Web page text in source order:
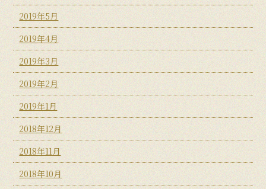
2019年5月
2019年4月
2019年3月
2019年2月
2019年1月
2018年12月
2018年11月
2018年10月